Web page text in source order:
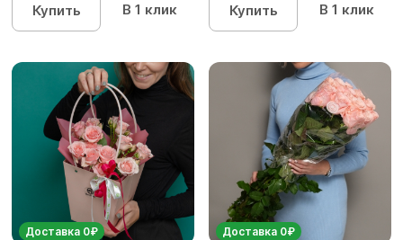
Купить В 1 клик Купить В 1 клик
Доставка 0₽ Доставка 0₽